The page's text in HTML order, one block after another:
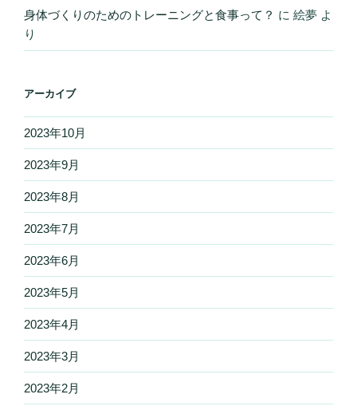
身体づくりのためのトレーニングと食事って？ に 絵夢 よ
り
アーカイブ
2023年10月
2023年9月
2023年8月
2023年7月
2023年6月
2023年5月
2023年4月
2023年3月
2023年2月